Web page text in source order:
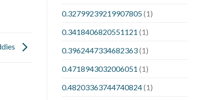
0.32799239219907805(1)
0.3418406820551121 (1)
0.3962447334682363(1)
0.4718943032006051 (1)
0.48203363744740824(1)